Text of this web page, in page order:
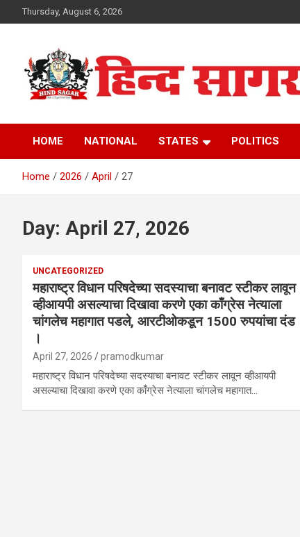
to
Thursday, August 6, 2026
Hind Sagar
HOME NATIONAL STATES POLITICS
Home 2026 April 27
Day: April 27, 2026
UNCATEGORIZED
महाराष्ट्र विधान परिषदेच्या सदस्याचा बनावट स्टीकर लावून
व्हीआयपी असल्याचा दिखावा करणे एका काँग्रेस नेत्याला
चांगलेच महागात पडले, आरटीओकडून 1500 रुपयांचा दंड
।
April 27, 2026 pramodkumar
महाराष्ट्र विधान परिषदेच्या सदस्याचा बनावट स्टीकर लावून व्हीआयपी
असल्याचा दिखावा करणे एका काँग्रेस नेत्याला चांगलेच महागात…